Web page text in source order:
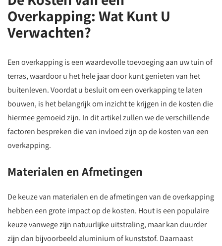
Overkapping: Wat Kunt U
Verwachten?
Een overkapping is een waardevolle toevoeging aan uw tuin of
terras, waardoor u het hele jaar door kunt genieten van het
buitenleven. Voordat u besluit om een overkapping te laten
bouwen, is het belangrijk om inzicht te krijgen in de kosten die
hiermee gemoeid zijn. In dit artikel zullen we de verschillende
factoren bespreken die van invloed zijn op de kosten van een
overkapping.
Materialen en Afmetingen
De keuze van materialen en de afmetingen van de overkapping
hebben een grote impact op de kosten. Hout is een populaire
keuze vanwege zijn natuurlijke uitstraling, maar kan duurder
zijn dan bijvoorbeeld aluminium of kunststof. Daarnaast